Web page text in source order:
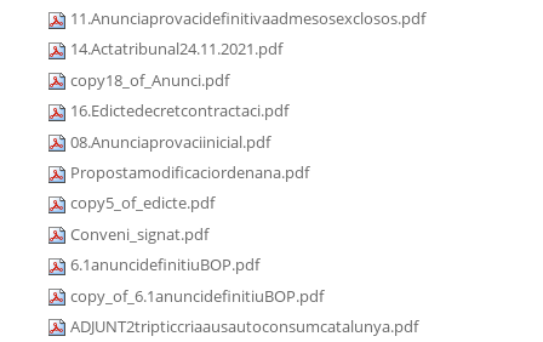
11.Anunciaprovacidefinitivaadmesosexclosos.pdf
14.Actatribunal24.11.2021.pdf
copy18_of_Anunci.pdf
16.Edictedecretcontractaci.pdf
08.Anunciaprovaciinicial.pdf
Propostamodificaciordenana.pdf
copy5_of_edicte.pdf
Conveni_signat.pdf
6.1anuncidefinitiuBOP.pdf
copy_of_6.1anuncidefinitiuBOP.pdf
ADJUNT2tripticcriaausautoconsumcatalunya.pdf